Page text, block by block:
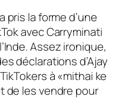
pris la forme d’une
avec Carryminati
Assez ironique,
déclarations d’Ajay
à «mithai ke
de les vendre pour